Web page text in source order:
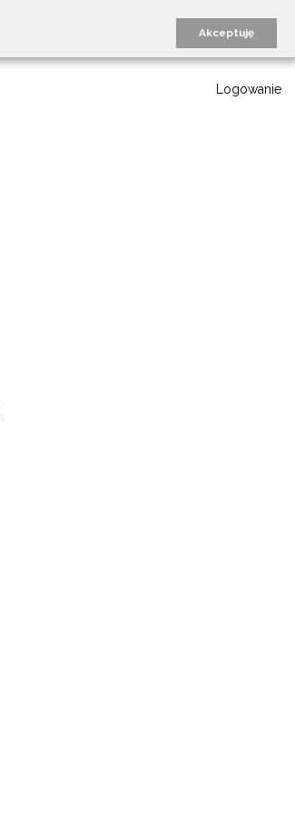
Akceptuję
Logowanie